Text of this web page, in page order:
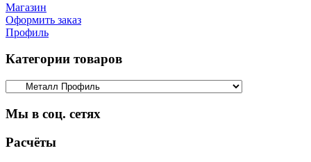
Магазин
Оформить заказ
Профиль
Категории товаров
Мы в соц. сетях
Facebook
Twitter
Google
Instagram
Расчёты